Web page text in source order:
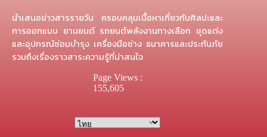
นำเสนอข่าวสารรายวัน ครอบคลุมเนื้อหาเกี่ยวกับศิลปะและ
การออกแบบ ยานยนต์ รถยนต์พลังงานทางเลือก ชุดแต่ง
และอุปกรณ์ซ่อมบำรุง เครื่องมือช่าง ธนาคารและประกันภัย
รวมถึงเรื่องราวสาระความรู้ที่น่าสนใจ
Page Views :
155,605